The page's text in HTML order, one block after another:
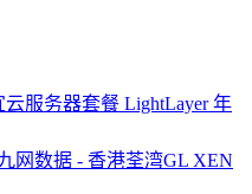
服务器套餐 LightLayer 年
网数据 - 香港荃湾GL XEN